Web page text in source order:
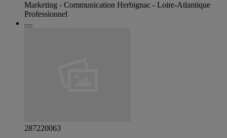
Marketing - Communication Herbignac - Loire-Atlantique
Professionnel
287220063